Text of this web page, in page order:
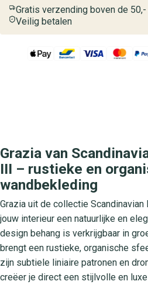
Gratis verzending boven de 50,-
Veilig betalen
Grazia van
III – rustieke en
wandbekleding
Grazia uit de collectie
jouw interieur een natuurlijke en
design behang is verkrijgbaar in
brengt een rustieke, organische
zijn subtiele liniaire patronen en
creëer je direct een stijlvolle en